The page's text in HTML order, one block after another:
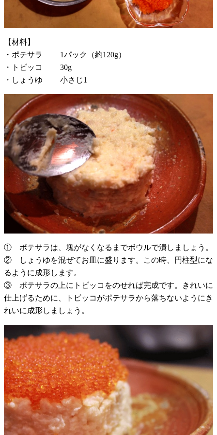
【材料】
・ポテサラ 1パック（約120g）
・トビッコ 30g
・しょうゆ 小さじ1
① ポテサラは、塊がなくなるまでボウルで潰しましょう。
② しょうゆを混ぜてお皿に盛ります。この時、円柱型にな
るように成形します。
③ ポテサラの上にトビッコをのせれば完成です。きれいに
仕上げるために、トビッコがポテサラから落ちないようにき
れいに成形しましょう。